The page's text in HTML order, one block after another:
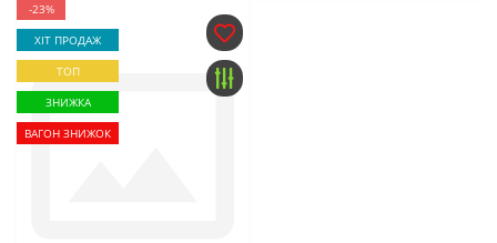
-23%
ХІТ ПРОДАЖ
ТОП
ЗНИЖКА
ВАГОН ЗНИЖОК